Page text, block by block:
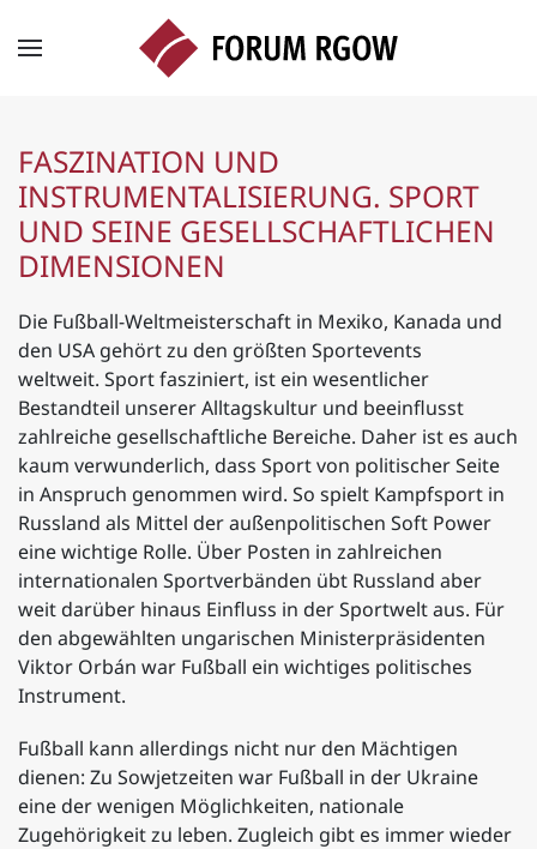
Zum Hauptinhalt springen
FASZINATION UND
INSTRUMENTALISIERUNG. SPORT
UND SEINE GESELLSCHAFTLICHEN
DIMENSIONEN
Die Fußball-Weltmeisterschaft in Mexiko, Kanada und
den USA gehört zu den größten Sportevents
weltweit. Sport fasziniert, ist ein wesentlicher
Bestandteil unserer Alltagskultur und beeinflusst
zahlreiche gesellschaftliche Bereiche. Daher ist es auch
kaum verwunderlich, dass Sport von politischer Seite
in Anspruch genommen wird. So spielt Kampfsport in
Russland als Mittel der außenpolitischen Soft Power
eine wichtige Rolle. Über Posten in zahlreichen
internationalen Sportverbänden übt Russland aber
weit darüber hinaus Einfluss in der Sportwelt aus. Für
den abgewählten ungarischen Ministerpräsidenten
Viktor Orbán war Fußball ein wichtiges politisches
Instrument.
Fußball kann allerdings nicht nur den Mächtigen
dienen: Zu Sowjetzeiten war Fußball in der Ukraine
eine der wenigen Möglichkeiten, nationale
Zugehörigkeit zu leben. Zugleich gibt es immer wieder